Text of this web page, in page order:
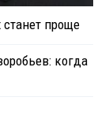
станет проще
когда